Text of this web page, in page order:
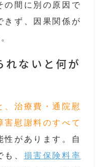
の間に別の原因で
きず、因果関係が
れないと何が
、治療費・通院慰
害慰謝料のすべて
性があります。自
、 損害保険料率